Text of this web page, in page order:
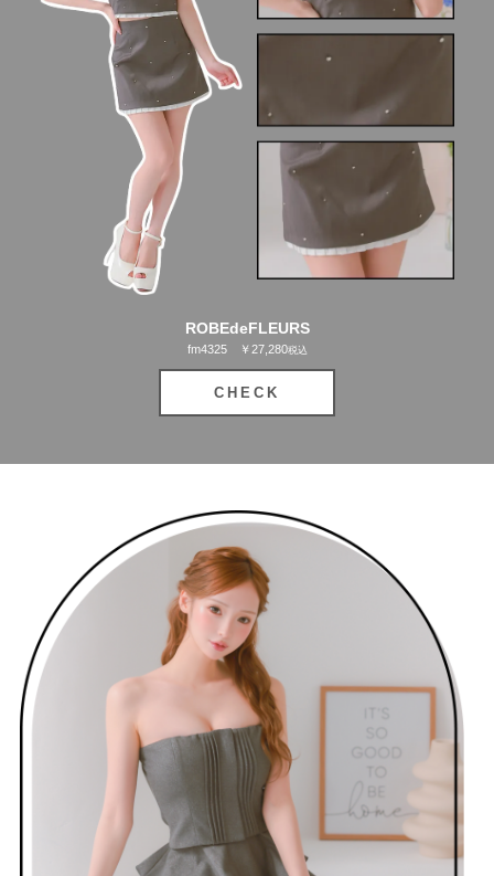
ROBEdeFLEURS
fm4325 ￥27,280税込
CHECK